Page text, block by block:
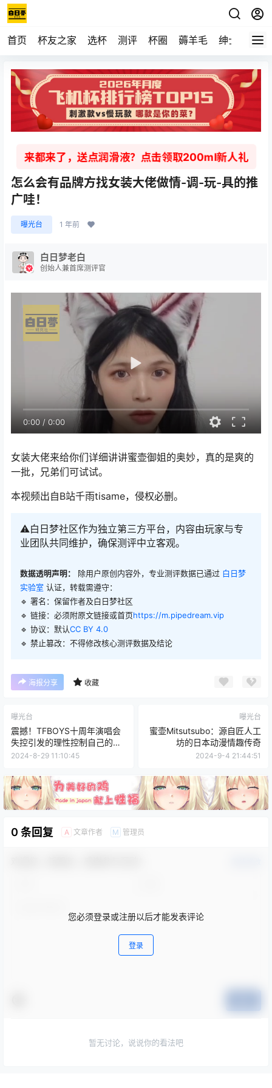
首页 杯友之家 选杯 测评 杯圈 薅羊毛 绅士 视频
来都来了，送点润滑液？点击领取200ml新人礼
怎么会有品牌方找女装大佬做情-调-玩-具的推
广哇！
曝光台 1 年前
白日梦老白
创始人兼首席测评官
0:00 / 0:00
女装大佬来给你们详细讲讲蜜壶御姐的奥妙，真的是爽的
一批，兄弟们可试试。
本视频出自B站千雨tisame，侵权必删。
⚠️白日梦社区作为独立第三方平台，内容由玩家与专
业团队共同维护，确保测评中立客观。
数据透明声明： 除用户原创内容外，专业测评数据已通过 白日梦
实验室 认证，转载需遵守：
🔹 署名：保留作者及白日梦社区
🔹 链接：必须附原文链接或首页https://m.pipedream.vip
🔹 协议：默认CC BY 4.0
🔹 禁止篡改：不得修改核心测评数据及结论
海报分享 收藏
曝光台
震撼！TFBOYS十周年演唱会
失控引发的理性控制自己的深
思
2024-8-29 11:10:45
曝光台
蜜壶Mitsutsubo：源自匠人工
坊的日本动漫情趣传奇
2024-9-4 21:44:51
0 条回复 A 文章作者 M 管理员
您必须登录或注册以后才能发表评论
登录
暂无讨论，说说你的看法吧